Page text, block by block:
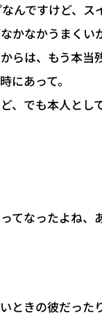
んですけど、
かなかうまくい
らは、もう本
にあって。
、でも本人と
てなったよね、
ときの彼だっ